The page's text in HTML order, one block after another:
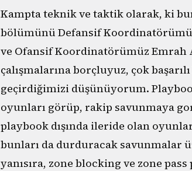
Kampta teknik ve taktik olarak, ki
bölümünü Defansif
ve Ofansif Koordinatörümüz Emrah
çalışmalarına borçluyuz, çok
geçirdiğimizi düşünüyorum.
oyunları görüp, rakip savunmaya
playbook dışında ileride olan
bunları da durduracak savunmalar
yanısıra, zone blocking ve zone